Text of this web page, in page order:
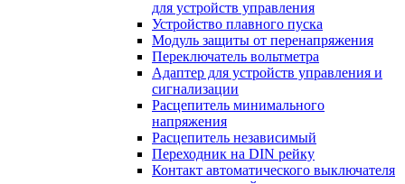
для устройств управления
Устройство плавного пуска
Модуль защиты от перенапряжения
Переключатель вольтметра
Адаптер для устройств управления и
сигнализации
Расцепитель минимального
напряжения
Расцепитель независимый
Переходник на DIN рейку
Контакт автоматического выключателя